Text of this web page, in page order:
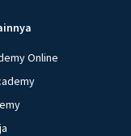
Online